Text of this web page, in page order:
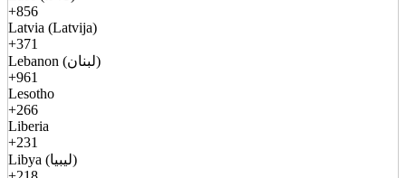
+856
Latvia (Latvija)
+371
Lebanon (لبنان)
+961
Lesotho
+266
Liberia
+231
Libya (ليبيا)